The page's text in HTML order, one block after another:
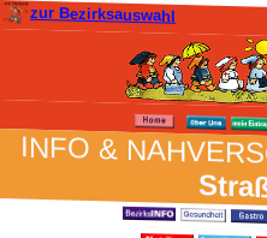
zur Bezirksauswahl
INFO &